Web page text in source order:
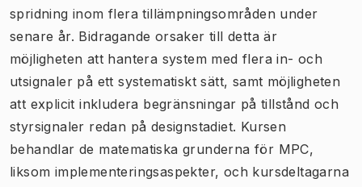
spridning inom flera tillämpningsområden under
senare år. Bidragande orsaker till detta är
möjligheten att hantera system med flera in- och
utsignaler på ett systematiskt sätt, samt möjligheten
att explicit inkludera begränsningar på tillstånd och
styrsignaler redan på designstadiet. Kursen
behandlar de matematiska grunderna för MPC,
liksom implementeringsaspekter, och kursdeltagarna